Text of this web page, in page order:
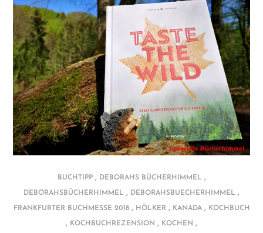
BUCHTIPP, DEBORAHS BÜCHERHIMMEL ,
DEBORAHSBÜCHERHIMMEL , DEBORAHSBUECHERHIMMEL ,
FRANKFURTER BUCHMESSE 2018, HÖLKER, KANADA, KOCHBUCH
, KOCHBUCHREZENSION , KOCHEN ,